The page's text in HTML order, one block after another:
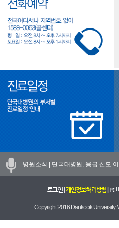
병원소식 | 단국대병원, 응급 산모
로그인| 개인정보처리방침| PC
Copyright 2016 Dankook University